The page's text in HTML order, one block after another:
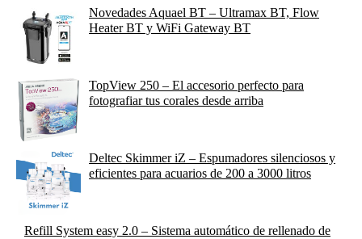
Novedades Aquael BT – Ultramax BT, Flow
Heater BT y WiFi Gateway BT
TopView 250 – El accesorio perfecto para
fotografiar tus corales desde arriba
Deltec Skimmer iZ – Espumadores silenciosos y
eficientes para acuarios de 200 a 3000 litros
Refill System easy 2.0 – Sistema automático de rellenado de